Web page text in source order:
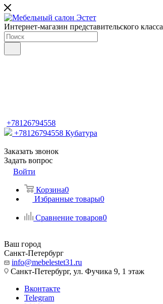
Интернет-магазин представительского класса
+78126794558
+78126794558 Кубатура
Заказать звонок
Задать вопрос
Войти
Корзина0
Избранные товары0
Сравнение товаров0
Ваш город
Санкт-Петербург
info@mebelestet31.ru
Санкт-Петербург, ул. Фучика 9, 1 этаж
Вконтакте
Telegram